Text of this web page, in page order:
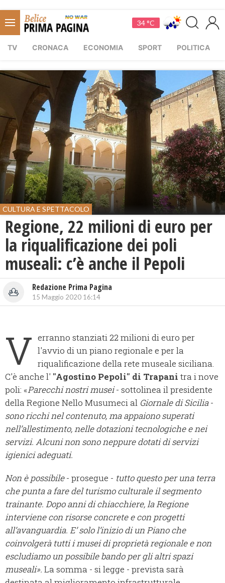
34 °C
TV CRONACA ECONOMIA SPORT POLITICA
CULTURA E SPETTACOLO
Regione, 22 milioni di euro per
la riqualificazione dei poli
museali: c’è anche il Pepoli
Redazione Prima Pagina
15 Maggio 2020 16:14
V erranno stanziati 22 milioni di euro per
l'avvio di un piano regionale e per la
riqualificazione della rete museale siciliana.
C'è anche l' "Agostino Pepoli" di Trapani tra i nove
poli: «Parecchi nostri musei- sottolinea il presidente
della Regione Nello Musumeci al Giornale di Sicilia-
sono ricchi nel contenuto, ma appaiono superati
nell’allestimento, nelle dotazioni tecnologiche e nei
servizi. Alcuni non sono neppure dotati di servizi
igienici adeguati.
Non è possibile- prosegue - tutto questo per una terra
che punta a fare del turismo culturale il segmento
trainante. Dopo anni di chiacchiere, la Regione
interviene con risorse concrete e con progetti
all’avanguardia. E’ solo l’inizio di un Piano che
coinvolgerà tutti i musei di proprietà regionale e non
escludiamo un possibile bando per gli altri spazi
museali». La somma - si legge - prevista sarà